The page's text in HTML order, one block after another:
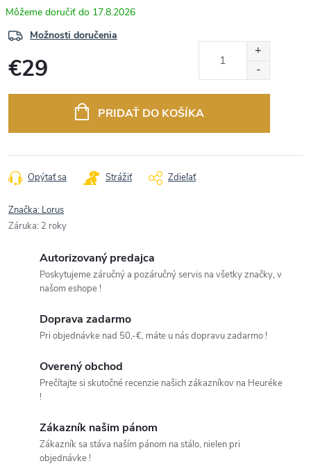
17.8.2026
Možnosti doručenia
€29
PRIDAŤ DO KOŠÍKA
Opýtať sa Strážiť Zdieľať
Značka: Lorus
Záruka: 2 roky
Autorizovaný predajca
Poskytujeme záručný a pozáručný servis na všetky značky, v
našom eshope !
Doprava zadarmo
Pri objednávke nad 50,-€, máte u nás dopravu zadarmo !
Overený obchod
Prečítajte si skutočné recenzie našich zákazníkov na Heuréke
!
Zákazník našim pánom
Zákazník sa stáva naším pánom na stálo, nielen pri
objednávke !